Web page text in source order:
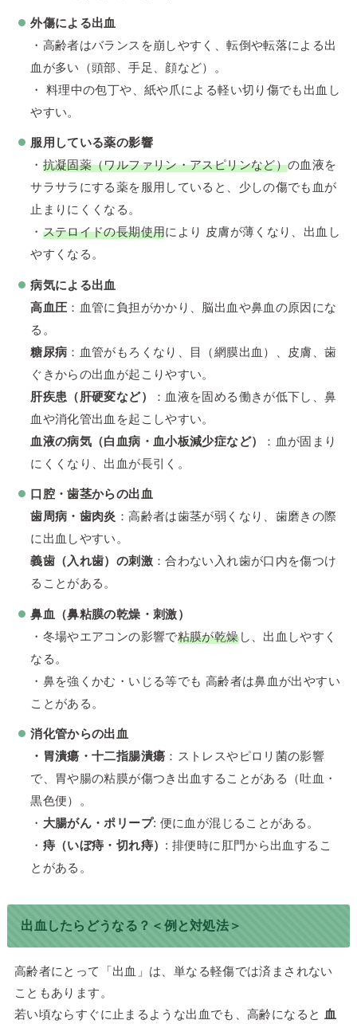
外傷による出血
・高齢者はバランスを崩しやすく、転倒や転落による出
血が多い（頭部、手足、顔など）。
・ 料理中の包丁や、紙や爪による軽い切り傷でも出血し
やすい。
服用している薬の影響
・ 抗凝固薬（ワルファリン・アスピリンなど）の血液を
サラサラにする薬を服用していると、少しの傷でも血が
止まりにくくなる。
・ ステロイドの長期使用により 皮膚が薄くなり、出血し
やすくなる。
病気による出血
高血圧 ：血管に負担がかかり、脳出血や鼻血の原因にな
る。
糖尿病 ：血管がもろくなり、目（網膜出血）、皮膚、歯
ぐきからの出血が起こりやすい。
肝疾患（肝硬変など）
：血液を固める働きが低下し、鼻
血や消化管出血を起こしやすい。
血液の病気（白血病・血小板減少症など）
：血が固まり
にくくなり、出血が長引く。
口腔・歯茎からの出血
歯周病・歯肉炎 ：高齢者は歯茎が弱くなり、歯磨きの際
に出血しやすい。
義歯（入れ歯）の刺激：合わない入れ歯が口内を傷つけ
ることがある。
鼻血（鼻粘膜の乾燥・刺激）
・冬場やエアコンの影響で粘膜が乾燥し、出血しやすく
なる。
・鼻を強くかむ・いじる等でも 高齢者は鼻血が出やすい
ことがある。
消化管からの出血
・胃潰瘍・十二指腸潰瘍 ：ストレスやピロリ菌の影響
で、胃や腸の粘膜が傷つき出血することがある（吐血・
黒色便）。
・ 大腸がん・ポリープ: 便に血が混じることがある。
・ 痔（いぼ痔・切れ痔） : 排便時に肛門から出血するこ
とがある。
出血したらどうなる？＜例と対処法＞
高齢者にとって「出血」は、単なる軽傷では済まされない
こともあります。
若い頃ならすぐに止まるような出血でも、高齢になると 血